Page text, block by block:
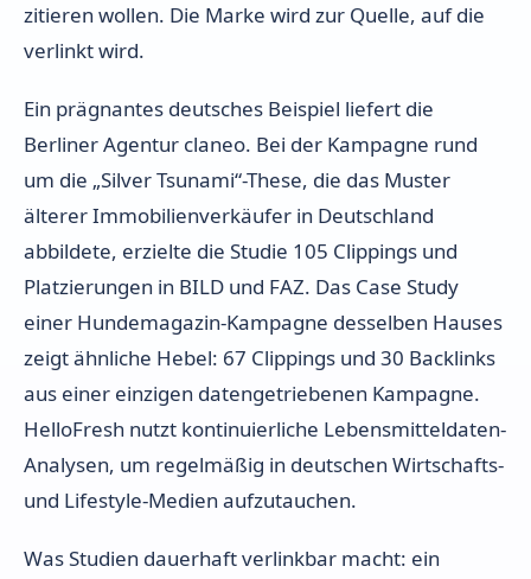
zitieren wollen. Die Marke wird zur Quelle, auf die
verlinkt wird.
Ein prägnantes deutsches Beispiel liefert die
Berliner Agentur claneo. Bei der Kampagne rund
um die „Silver Tsunami“-These, die das Muster
älterer Immobilienverkäufer in Deutschland
abbildete, erzielte die Studie 105 Clippings und
Platzierungen in BILD und FAZ. Das Case Study
einer Hundemagazin-Kampagne desselben Hauses
zeigt ähnliche Hebel: 67 Clippings und 30 Backlinks
aus einer einzigen datengetriebenen Kampagne.
HelloFresh nutzt kontinuierliche Lebensmitteldaten-
Analysen, um regelmäßig in deutschen Wirtschafts-
und Lifestyle-Medien aufzutauchen.
Was Studien dauerhaft verlinkbar macht: ein